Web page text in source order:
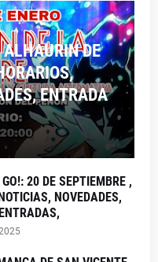
DE
ENTRADA
20 DE SEPTIEMBRE ,
NOVEDADES,